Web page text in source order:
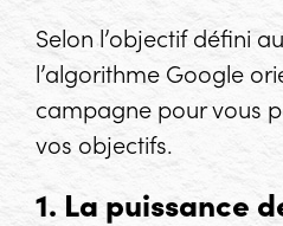
Selon l’objectif défini
l’algorithme Google
campagne pour vous
vos objectifs.
1. La puissance